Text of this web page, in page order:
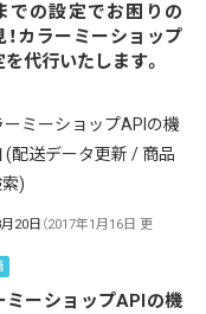
での設定でお困りの
！カラーミーショップ
代行いたします。
20日 （2017年1月16日 更
ミーショップAPIの機